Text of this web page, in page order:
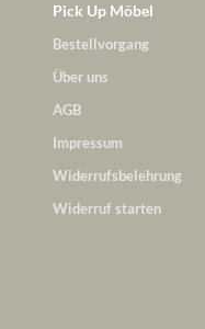
Pick Up Möbel
Bestellvorgang
Über uns
AGB
Impressum
Widerrufsbelehrung
Widerruf starten